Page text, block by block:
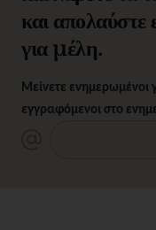
και απολαύστε
για μέλη.
Μείνετε ενημερωμένοι
εγγραφόμενοι στο